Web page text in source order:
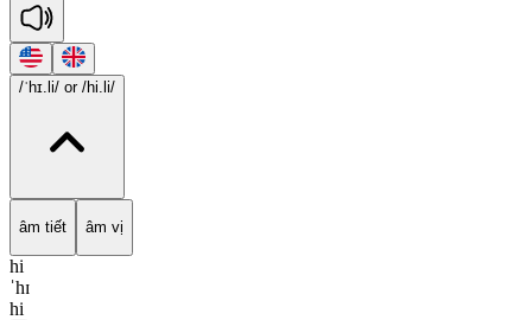
/ˈhɪ.li/ or /hi.li/
âm tiết âm vị
hi
ˈhɪ
hi